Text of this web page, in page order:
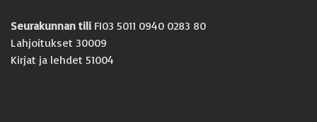
Seurakunnan tili FI03 5011 0940 0283 80
Lahjoitukset 30009
Kirjat ja lehdet 51004